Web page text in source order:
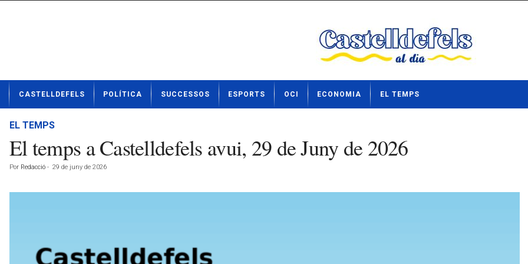
t
CASTELLDEFELS POLÍTICA SUCCESSOS ESPORTS OCI ECONOMIA EL TEMPS
EL TEMPS
El temps a Castelldefels avui, 29 de Juny de 2026
Por Redacció - 29 de juny de 2026